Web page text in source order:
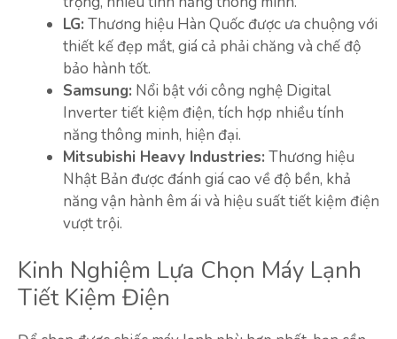
LG: Thương hiệu Hàn Quốc được ưa chuộng với
thiết kế đẹp mắt, giá cả phải chăng và chế độ
bảo hành tốt.
Samsung: Nổi bật với công nghệ Digital
Inverter tiết kiệm điện, tích hợp nhiều tính
năng thông minh, hiện đại.
Mitsubishi Heavy Industries: Thương hiệu
Nhật Bản được đánh giá cao về độ bền, khả
năng vận hành êm ái và hiệu suất tiết kiệm điện
vượt trội.
Kinh Nghiệm Lựa Chọn Máy Lạnh
Tiết Kiệm Điện